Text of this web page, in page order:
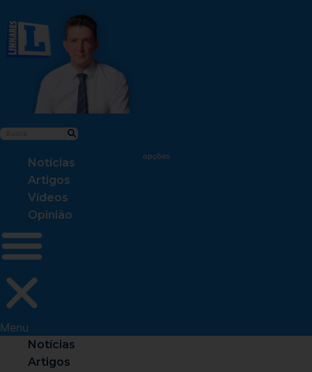
Notícias
Artigos
Vídeos
Opinião
Menu
Notícias
Artigos